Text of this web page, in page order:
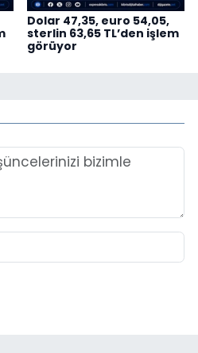
Dolar 47,35, euro 54,05,
sterlin 63,65 TL’den işlem
görüyor